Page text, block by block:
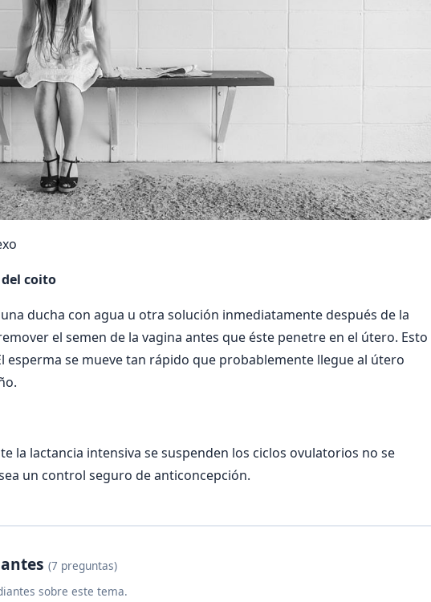
coito
ducha con agua u otra solución inmediatamente después de la
el semen de la vagina antes que éste penetre en el útero. Esto
esperma se mueve tan rápido que probablemente llegue al útero
la lactancia intensiva se suspenden los ciclos ovulatorios no se
un control seguro de anticoncepción.
(7 preguntas)
sobre este tema.